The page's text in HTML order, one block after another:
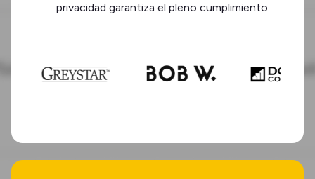
privacidad garantiza el pleno cumplimiento